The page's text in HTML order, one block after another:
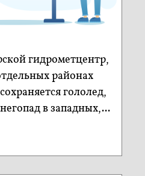
гидрометцентр,
районах
гололед,
в западных,...